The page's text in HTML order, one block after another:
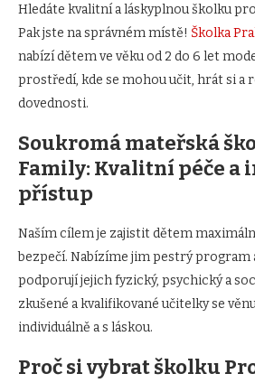
Hledáte kvalitní a láskyplnou školku pro
Pak jste na správném místě! Školka
nabízí dětem ve věku od 2 do 6 let
prostředí, kde se mohou učit, hrát si a
dovednosti.
Soukromá mateřská
Family: Kvalitní péče
přístup
Naším cílem je zajistit dětem
bezpečí. Nabízíme jim pestrý
podporují jejich fyzický, psychický a
zkušené a kvalifikované učitelky se
individuálně a s láskou.
Proč si vybrat školku